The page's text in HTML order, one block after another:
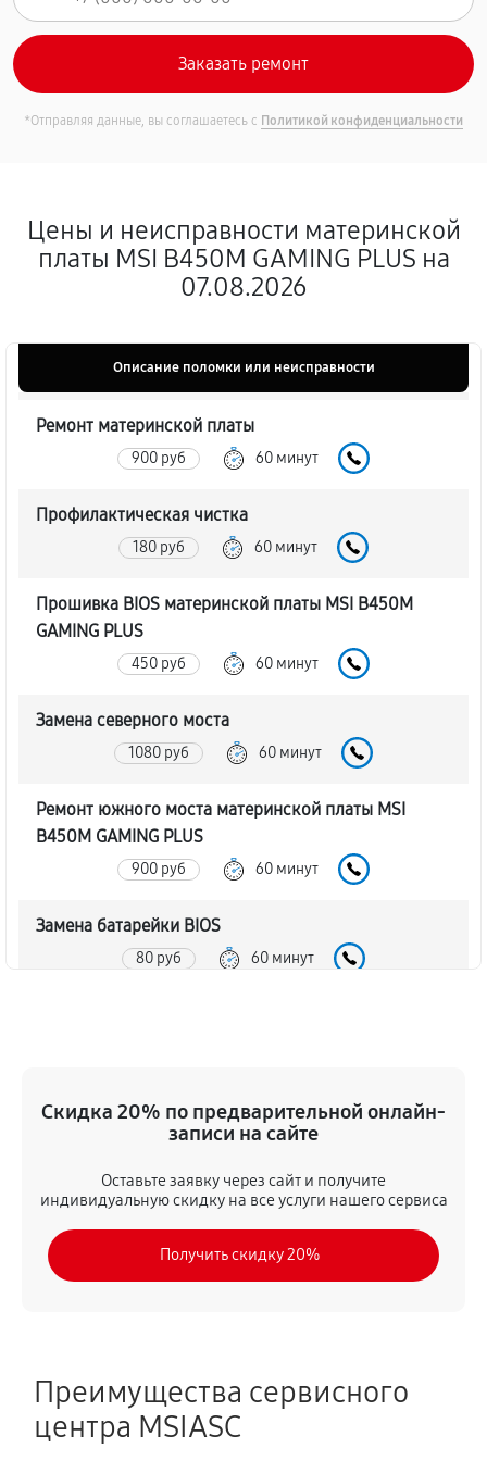
*Отправляя данные, вы соглашаетесь с Политикой конфиденциальности
Цены и неисправности материнской
платы MSI B450M GAMING PLUS на
07.08.2026
Описание поломки или неисправности
Ремонт материнской платы
900 руб 60 минут
Профилактическая чистка
180 руб 60 минут
Прошивка BIOS материнской платы MSI B450M
GAMING PLUS
450 руб 60 минут
Замена северного моста
1080 руб 60 минут
Ремонт южного моста материнской платы MSI
B450M GAMING PLUS
900 руб 60 минут
Замена батарейки BIOS
80 руб 60 минут
Скидка 20% по предварительной онлайн-
записи на сайте
Оставьте заявку через сайт и получите
индивидуальную скидку на все услуги нашего сервиса
Получить скидку 20%
Преимущества сервисного
центра MSIASC